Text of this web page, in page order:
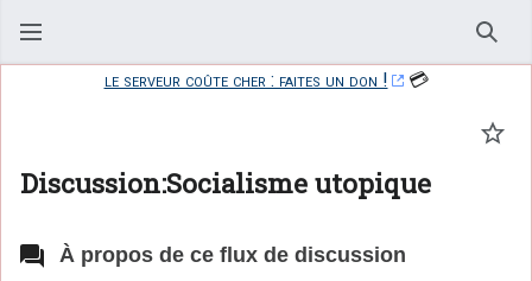
le serveur coûte cher : faites un don !
💳
Discussion:Socialisme utopique
À propos de ce flux de discussion